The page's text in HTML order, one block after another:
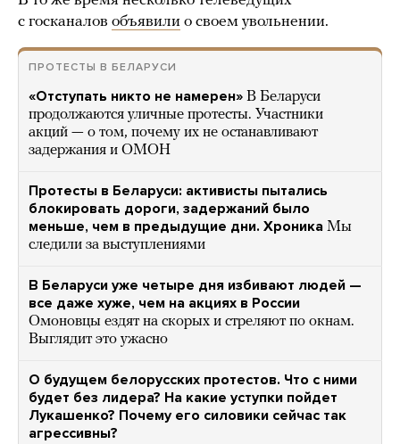
с госканалов объявили о своем увольнении.
ПРОТЕСТЫ В БЕЛАРУСИ
«Отступать никто не намерен» В Беларуси
продолжаются уличные протесты. Участники
акций — о том, почему их не останавливают
задержания и ОМОН
Протесты в Беларуси: активисты пытались
блокировать дороги, задержаний было
меньше, чем в предыдущие дни. Хроника Мы
следили за выступлениями
В Беларуси уже четыре дня избивают людей —
все даже хуже, чем на акциях в России
Омоновцы ездят на скорых и стреляют по окнам.
Выглядит это ужасно
О будущем белорусских протестов. Что с ними
будет без лидера? На какие уступки пойдет
Лукашенко? Почему его силовики сейчас так
агрессивны?